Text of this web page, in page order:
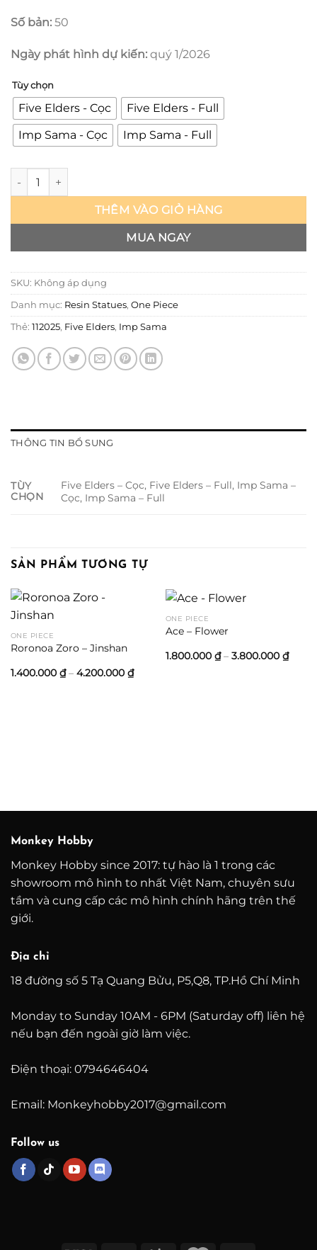
Số bản: 50
Ngày phát hình dự kiến: quý 1/2026
Tùy chọn
Five Elders - Cọc
Five Elders - Full
Imp Sama - Cọc
Imp Sama - Full
One Piece - Five Elders & Imp Sama - Long Hu studio số lượng
THÊM VÀO GIỎ HÀNG
MUA NGAY
SKU: Không áp dụng
Danh mục: Resin Statues, One Piece
Thẻ: 112025, Five Elders, Imp Sama
THÔNG TIN BỔ SUNG
TÙY
CHỌN
Five Elders – Cọc, Five Elders – Full, Imp Sama –
Cọc, Imp Sama – Full
SẢN PHẨM TƯƠNG TỰ
ONE PIECE
Roronoa Zoro – Jinshan
1.400.000 ₫ – 4.200.000 ₫Khoảng
giá:
ONE PIECE
Ace – Flower
1.800.000 ₫ – 3.800.000 ₫
giá:
Monkey Hobby
Monkey Hobby since 2017: tự hào là 1 trong các
showroom mô hình to nhất Việt Nam, chuyên sưu
tầm và cung cấp các mô hình chính hãng trên thế
giới.
Địa chỉ
18 đường số 5 Tạ Quang Bửu, P5,Q8, TP.Hồ Chí Minh
Monday to Sunday 10AM - 6PM (Saturday off) liên hệ
nếu bạn đến ngoài giờ làm việc.
Điện thoại: 0794646404
Email: Monkeyhobby2017@gmail.com
Follow us